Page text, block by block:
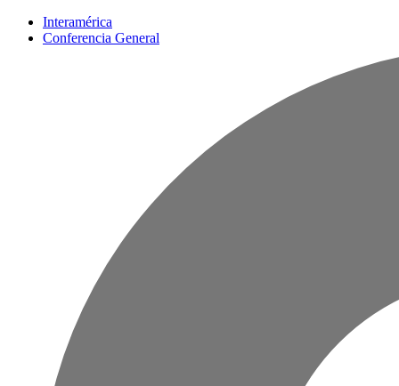
Interamérica
Conferencia General